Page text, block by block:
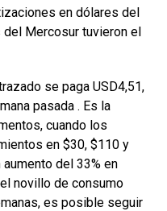
en dólares del
Mercosur tuvieron el
se paga USD4,51,
pasada . Es la
cuando los
en $30, $110 y
del 33% en
novillo de consumo
es posible seguir